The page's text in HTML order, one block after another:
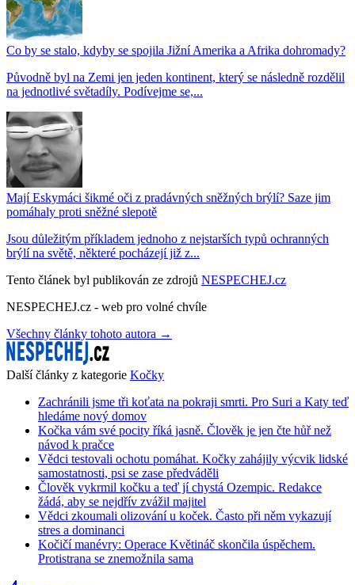
Co by se stalo, kdyby se spojila Jižní Amerika a Afrika dohromady?
Původně byl na Zemi jen jeden kontinent, který se následně rozdělil
na jednotlivé světadíly. Podívejme se,...
Mají Eskymáci šikmé oči z pradávných sněžných brýlí? Saze jim
pomáhaly proti sněžné slepotě
Jsou důležitým příkladem jednoho z nejstarších typů ochranných
brýlí na světě, některé pocházejí již z...
Tento článek byl publikován ze zdrojů NESPECHEJ.cz
NESPECHEJ.cz - web pro volné chvíle
Všechny články tohoto autora →
Další články z kategorie Kočky
Zachránili jsme tři koťata na pokraji smrti. Pro Suri a Katy teď
hledáme nový domov
Kočka vám své pocity říká jasně. Člověk je jen čte hůř než
návod k pračce
Vědci testovali ochotu pomáhat. Kočky zahájily výcvik lidské
samostatnosti, psi se zase předváděli
Člověk vykrmil kočku a teď jí chystá Ozempic. Redakce
žádá, aby se nejdřív zvážil majitel
Vědci zkoumali olizování u koček. Často při něm vykazují
stres a dominanci
Kočičí manévry: Operace Květináč skončila úspěchem.
Protistrana se znemožnila sama